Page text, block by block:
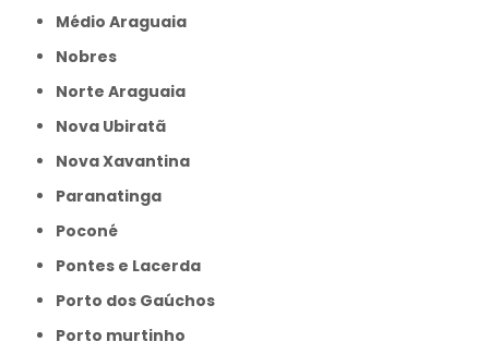
Médio Araguaia
Nobres
Norte Araguaia
Nova Ubiratã
Nova Xavantina
Paranatinga
Poconé
Pontes e Lacerda
Porto dos Gaúchos
Porto murtinho